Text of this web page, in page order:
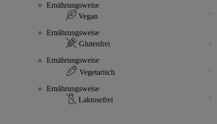
Ernährungsweise
Vegan
Ernährungsweise
Glutenfrei
Ernährungsweise
Vegetarisch
Ernährungsweise
Laktosefrei